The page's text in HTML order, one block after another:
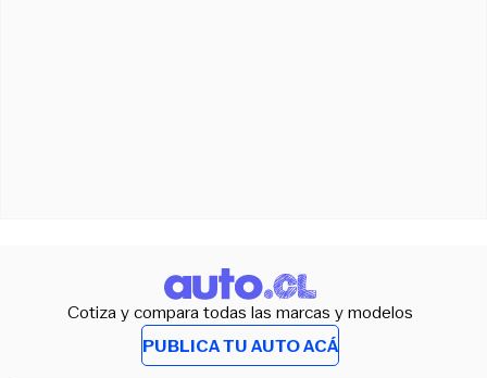
Cotiza y compara todas las marcas y modelos
PUBLICA TU AUTO ACÁ